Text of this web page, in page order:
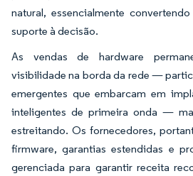
natural, essencialmente
suporte à decisão.
As vendas de hardware
visibilidade na borda da rede —
emergentes que embarcam em
inteligentes de primeira onda —
estreitando. Os fornecedores,
firmware, garantias estendidas e
gerenciada para garantir receita